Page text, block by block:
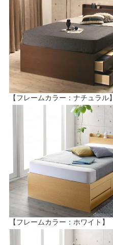
【フレームカラー：ナチュラル】
【フレームカラー：ホワイト】